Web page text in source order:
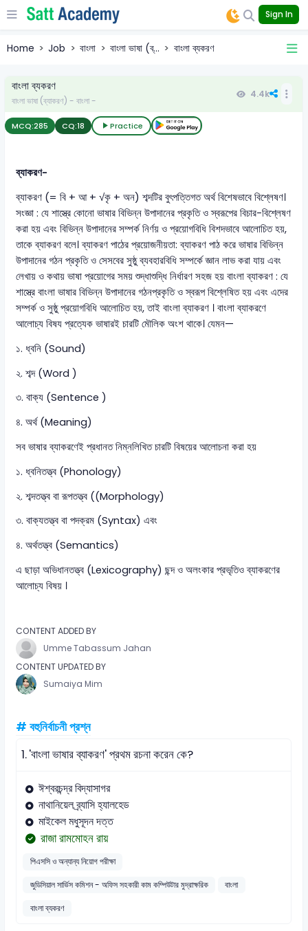
Sign In
Home Job বাংলা বাংলা ভাষা (ব্... বাংলা ব্যকরণ
বাংলা ব্যকরণ
বাংলা ভাষা (ব্যাকরণ) - বাংলা -
4.4k
MCQ:285 CQ:18 Practice
ব্যাকরণ-
ব্যাকরণ (= বি + আ + √কৃ + অন) শব্দটির বুৎপত্তিগত অর্থ বিশেষভাবে বিশ্লেষণ।
সংজ্ঞা : যে শাস্ত্রে কোনো ভাষার বিভিন্ন উপাদানের প্রকৃতি ও স্বরূপের বিচার-বিশ্লেষণ
করা হয় এবং বিভিন্ন উপাদানের সম্পর্ক নির্ণয় ও প্রয়োগবিধি বিশদভাবে আলোচিত হয়,
তাকে ব্যাকরণ বলে। ব্যাকরণ পাঠের প্রয়োজনীয়তা: ব্যাকরণ পাঠ করে ভাষার বিভিন্ন
উপাদানের গঠন প্রকৃতি ও সেসবের সুষ্ঠু ব্যবহারবিধি সম্পর্কে জ্ঞান লাভ করা যায় এবং
লেখায় ও কথায় ভাষা প্রয়োগের সময় শুদ্ধাশুদ্ধি নির্ধারণ সহজ হয় বাংলা ব্যাকরণ : যে
শাস্ত্রে বাংলা ভাষার বিভিন্ন উপাদানের গঠনপ্রকৃতি ও স্বরূপ বিশ্লেষিত হয় এবং এদের
সম্পর্ক ও সুষ্ঠু প্রয়োগবিধি আলোচিত হয়, তাই বাংলা ব্যাকরণ । বাংলা ব্যাকরণে
আলোচ্য বিষয প্রত্যেক ভাষারই চারটি মৌলিক অংশ থাকে। যেমন—
১. ধ্বনি (Sound)
২. শব্দ (Word )
৩. বাক্য (Sentence )
৪. অর্থ (Meaning)
সব ভাষার ব্যাকরণেই প্রধানত নিম্নলিখিত চারটি বিষয়ের আলোচনা করা হয়
১. ধ্বনিতত্ত্ব (Phonology)
২. শব্দতত্ত্ব বা রূপতত্ত্ব ((Morphology)
৩. বাক্যতত্ত্ব বা পদক্রম (Syntax) এবং
৪. অর্থতত্ত্ব (Semantics)
এ ছাড়া অভিধানতত্ত্ব (Lexicography) ছন্দ ও অলংকার প্রভৃতিও ব্যাকরণের
আলোচ্য বিষয় ।
CONTENT ADDED BY
Umme Tabassum Jahan
CONTENT UPDATED BY
Sumaiya Mim
# বহুনির্বাচনী প্রশ্ন
1.'বাংলা ভাষার ব্যাকরণ' প্রথম রচনা করেন কে?
ঈশ্বরচন্দ্র বিদ্যাসাগর
নাথানিয়েল ব্র্যাসি হ্যালহেড
মাইকেল মধুসূদন দত্ত
রাজা রামমোহন রায়
পিএসসি ও অন্যান্য নিয়োগ পরীক্ষা
জুডিসিয়াল সার্ভিস কমিশন - অফিস সহকারী কাম কম্পিউটার মুদ্রাক্ষরিক
বাংলা
বাংলা ব্যকরণ